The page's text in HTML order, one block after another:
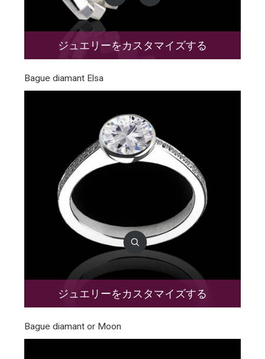
ジュエリーをカスタマイズする
Bague diamant Elsa
ジュエリーをカスタマイズする
Bague diamant or Moon